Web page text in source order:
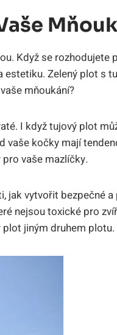
Když se rozhodujete
estetiku. Zelený plot s
mňoukání?
I když tujový plot
vaše kočky mají
vaše mazlíčky.
jak vytvořit bezpečné
nejsou toxické pro
jiným druhem plotu.